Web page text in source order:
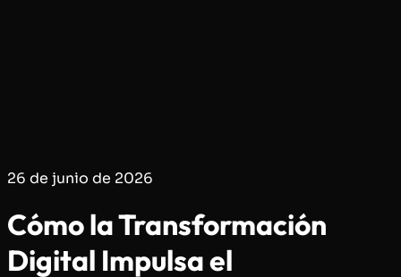
26 de junio de 2026
Cómo la Transformación
Digital Impulsa el